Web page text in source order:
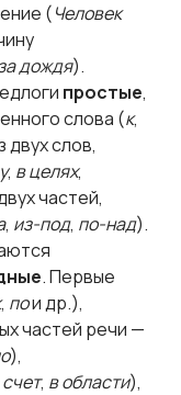
(Человек
дождя).
простые,
слова (к,
двух слов,
, в целях,
частей,
, из-под, по-над).
. Первые
, пои др.),
частей речи —
),
, в области),